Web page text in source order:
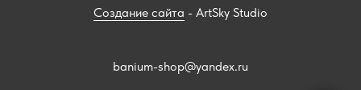
Создание сайта - ArtSky Studio
banium-shop@yandex.ru